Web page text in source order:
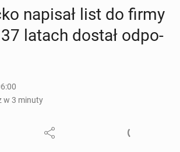
napisał list do firmy
37 latach dostał od­po­
w 3 minuty